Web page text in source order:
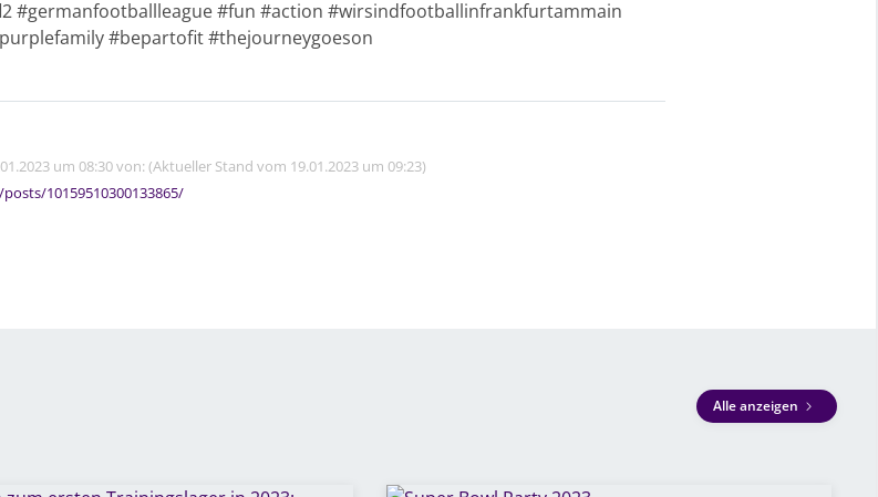
#germanfootballleague #fun #action #wirsindfootballinfrankfurtammain
#bepartofit #thejourneygoeson
um 08:30 von: (Aktueller Stand vom 19.01.2023 um 09:23)
10159510300133865/
Alle anzeigen